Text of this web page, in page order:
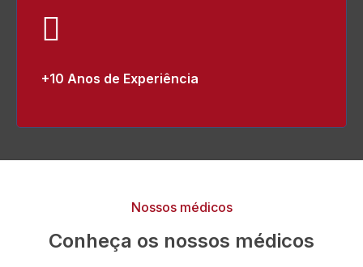
+10 Anos de Experiência
Nossos médicos
Conheça os nossos médicos